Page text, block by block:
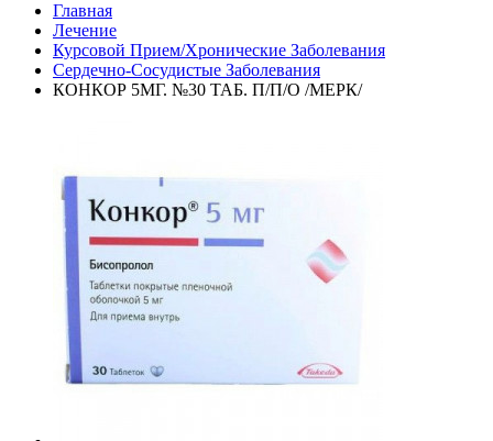
Главная
Лечение
Курсовой Прием/Хронические Заболевания
Сердечно-Сосудистые Заболевания
КОНКОР 5МГ. №30 ТАБ. П/П/О /МЕРК/